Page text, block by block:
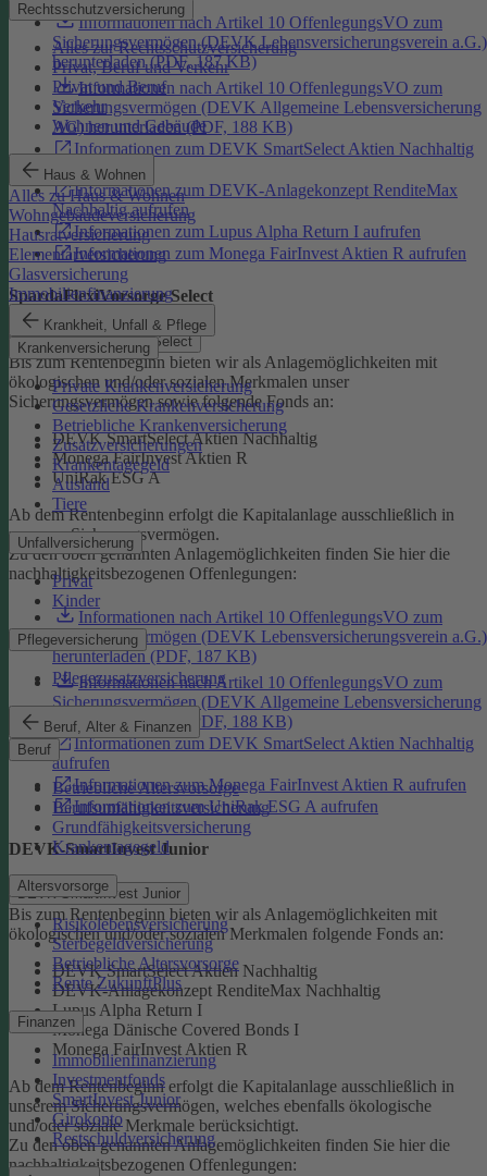
Rechtsschutzversicherung
Alles zur Rechtsschutzversicherung
Privat, Beruf und Verkehr
Privat und Beruf
Verkehr
Wohnen und Gebäude
Haus & Wohnen
Alles zu Haus & Wohnen
Wohngebäudeversicherung
Hausratversicherung
Elementarversicherung
Glasversicherung
Immobilienfinanzierung
Krankheit, Unfall & Pflege
Krankenversicherung
Private Krankenversicherung
Gesetzliche Krankenversicherung
Betriebliche Krankenversicherung
Zusatzversicherungen
Krankentagegeld
Ausland
Tiere
Unfallversicherung
Privat
Kinder
Pflegeversicherung
Pflegezusatzversicherung
Beruf, Alter & Finanzen
Beruf
Betriebliche Altersvorsorge
Berufsunfähigkeitsversicherung
Grundfähigkeitsversicherung
Krankentagegeld
Altersvorsorge
Risikolebensversicherung
Sterbegeldversicherung
Betriebliche Altersvorsorge
Rente ZukunftPlus
Finanzen
Immobilienfinanzierung
Investmentfonds
SmartInvest Junior
Girokonto
Restschuldversicherung
Informationen nach Artikel 10 OffenlegungsVO zum
Sicherungsvermögen (DEVK Lebensversicherungsverein a.G.)
herunterladen (PDF, 187 KB)
Informationen nach Artikel 10 OffenlegungsVO zum
Sicherungsvermögen (DEVK Allgemeine Lebensversicherung
AG) herunterladen (PDF, 188 KB)
Informationen zum DEVK SmartSelect Aktien Nachhaltig
aufrufen
Informationen zum DEVK-Anlagekonzept RenditeMax
Nachhaltig aufrufen
Informationen zum Lupus Alpha Return I aufrufen
Informationen zum Monega FairInvest Aktien R aufrufen
SpardaFlexiVorsorge Select
SpardaFlexiVorsorge Select
Bis zum Rentenbeginn bieten wir als Anlagemöglichkeiten mit
ökologischen und/oder sozialen Merkmalen unser
Sicherungsvermögen sowie folgende Fonds an:
DEVK SmartSelect Aktien Nachhaltig
Monega FairInvest Aktien R
UniRak ESG A
Ab dem Rentenbeginn erfolgt die Kapitalanlage ausschließlich in
unserem Sicherungsvermögen.
Zu den oben genannten Anlagemöglichkeiten finden Sie hier die
nachhaltigkeitsbezogenen Offenlegungen:
Informationen nach Artikel 10 OffenlegungsVO zum
Sicherungsvermögen (DEVK Lebensversicherungsverein a.G.)
herunterladen (PDF, 187 KB)
Informationen nach Artikel 10 OffenlegungsVO zum
Sicherungsvermögen (DEVK Allgemeine Lebensversicherung
AG) herunterladen (PDF, 188 KB)
Informationen zum DEVK SmartSelect Aktien Nachhaltig
aufrufen
Informationen zum Monega FairInvest Aktien R aufrufen
Informationen zum UniRak ESG A aufrufen
DEVK-SmartInvest Junior
DEVK-SmartInvest Junior
Bis zum Rentenbeginn bieten wir als Anlagemöglichkeiten mit
ökologischen und/oder sozialen Merkmalen folgende Fonds an:
DEVK SmartSelect Aktien Nachhaltig
DEVK-Anlagekonzept RenditeMax Nachhaltig
Lupus Alpha Return I
Monega Dänische Covered Bonds I
Monega FairInvest Aktien R
Ab dem Rentenbeginn erfolgt die Kapitalanlage ausschließlich in
unserem Sicherungsvermögen, welches ebenfalls ökologische
und/oder soziale Merkmale berücksichtigt.
Zu den oben genannten Anlagemöglichkeiten finden Sie hier die
nachhaltigkeitsbezogenen Offenlegungen: